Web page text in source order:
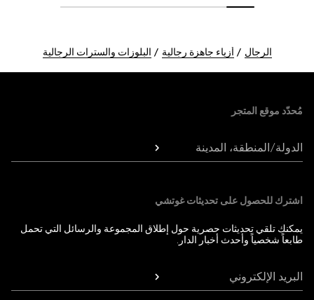
الرجال أزياء جاهزة رجالية البلوزات والسترات الرجالية
مُحدّد موقع المتجر
الدولة/المنطقة، المدينة
اشترك للحصول على تحديثات غوتشي
يمكنك تلقي تحديثات حصرية حول إطلاق المجموعة والرسائل التي تحمل
طابعاً شخصياً وأحدث أخبار الدار.
البريد الإلكتروني